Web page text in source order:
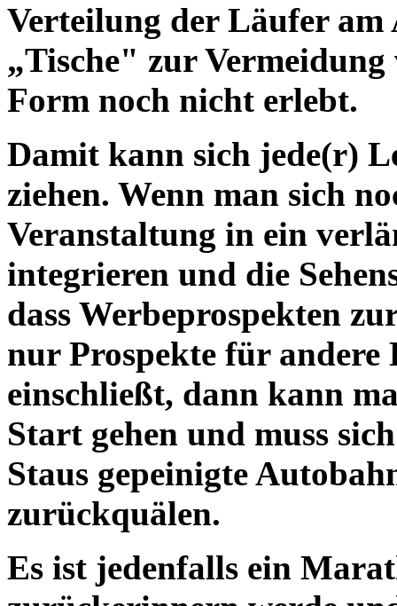
Verteilung der Läufer
„Tische" zur Vermeidung
Form noch nicht erlebt.
Damit kann sich jede(r)
ziehen. Wenn man sich
Veranstaltung in ein
integrieren und die
dass Werbeprospekten
nur Prospekte für andere
einschließt, dann kann
Start gehen und muss
Staus gepeinigte
zurückquälen.
Es ist jedenfalls ein